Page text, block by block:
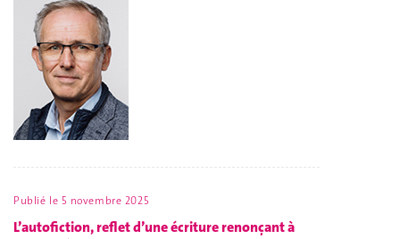
Publié le 5 novembre 2025
L’autofiction, reflet d’une écriture renonçant à